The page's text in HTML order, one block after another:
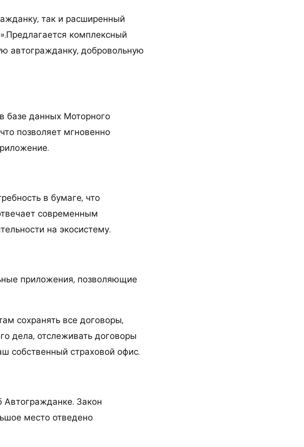
так и расширенный
комплексный
автогражданку, добровольную
базе данных Моторного
позволяет мгновенно
в бумаге, что
современным
на экосистему.
приложения, позволяющие
сохранять все договоры,
дела, отслеживать договоры
собственный страховой офис.
Автогражданке. Закон
место отведено